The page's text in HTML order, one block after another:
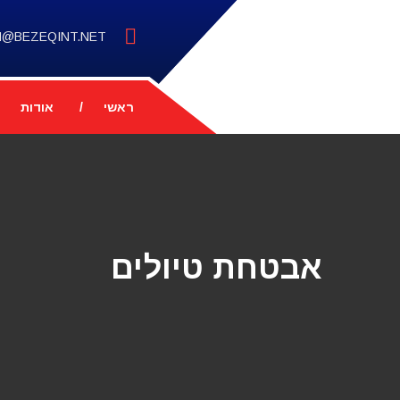
ראשי אודות
אבטחת טיולים